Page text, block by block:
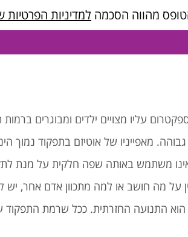
מהווה הסכמה למדיניות הפרטיות
עליו מצויים ילדים ומבוגרים
מאפייניו של אוטיזם בתפקוד
משתמש באותה שפה חלקית על מנת
על מה חושב או למה מתכוון אדם אחר, יש
הוא התנועה החזרתית. ככל שרמת התפקוד